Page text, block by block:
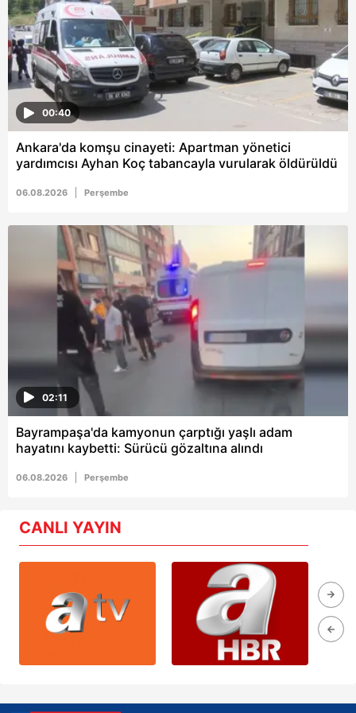
6698 sayılı Kişisel Verilerin Korunması Kanunu uyarınca
hazırlanmış Aydınlatma Metnimizi okumak ve sitemizde
ilgili mevzuata uygun olarak kullanılan çerezlerle ilgili bilgi
almak için lütfentıklayınız.
00:40
Ankara'da komşu cinayeti: Apartman yönetici
yardımcısı Ayhan Koç tabancayla vurularak öldürüldü
06.08.2026 Perşembe
02:11
Bayrampaşa'da kamyonun çarptığı yaşlı adam
hayatını kaybetti: Sürücü gözaltına alındı
06.08.2026 Perşembe
CANLI YAYIN